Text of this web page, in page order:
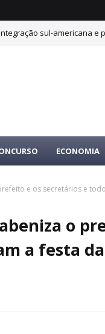
sul-americana e
ECONOMIA
e os secretários e
o
a festa